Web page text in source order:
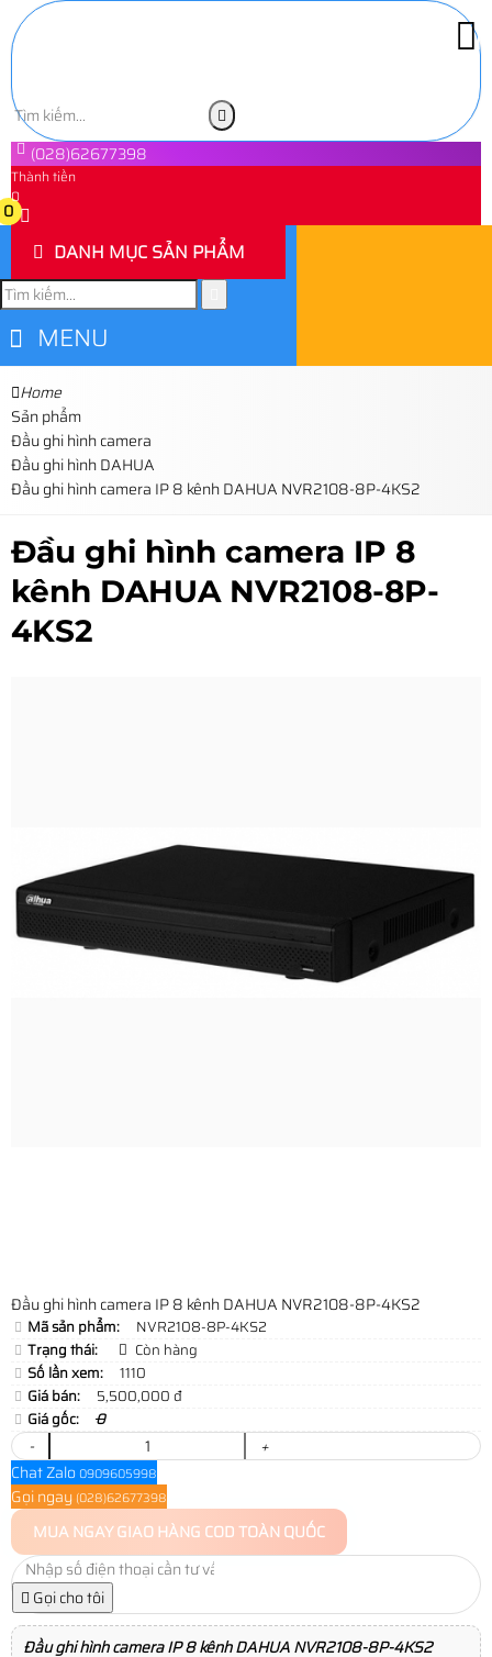
(028)62677398
Thành tiền
0
0
DANH MỤC SẢN PHẨM
MENU
Home
Sản phẩm
Đầu ghi hình camera
Đầu ghi hình DAHUA
Đầu ghi hình camera IP 8 kênh DAHUA NVR2108-8P-4KS2
Đầu ghi hình camera IP 8
kênh DAHUA NVR2108-8P-
4KS2
Đầu ghi hình camera IP 8 kênh DAHUA NVR2108-8P-4KS2
Mã sản phẩm:
NVR2108-8P-4KS2
Trạng thái:
Còn hàng
Số lần xem:
1110
Giá bán:
5,500,000 đ
Giá gốc:
0
-
+
Chat Zalo 0909605998
Gọi ngay (028)62677398
MUA NGAYGIAO HÀNG COD TOÀN QUỐC
Gọi cho tôi
Đầu ghi hình camera IP 8 kênh DAHUA NVR2108-8P-4KS2